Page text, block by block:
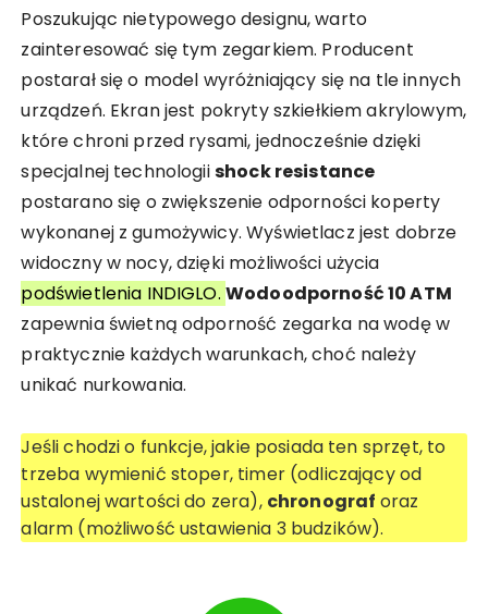
Poszukując nietypowego designu, warto
zainteresować się tym zegarkiem. Producent
postarał się o model wyróżniający się na tle innych
urządzeń. Ekran jest pokryty szkiełkiem akrylowym,
które chroni przed rysami, jednocześnie dzięki
specjalnej technologiishock resistance
postarano się o zwiększenie odporności koperty
wykonanej z gumożywicy. Wyświetlacz jest dobrze
widoczny w nocy, dzięki możliwości użycia
podświetlenia INDIGLO. Wodoodporność 10 ATM
zapewnia świetną odporność zegarka na wodę w
praktycznie każdych warunkach, choć należy
unikać nurkowania.
Jeśli chodzi o funkcje, jakie posiada ten sprzęt, to
trzeba wymienić stoper, timer (odliczający od
ustalonej wartości do zera), chronograf oraz
alarm (możliwość ustawienia 3 budzików).